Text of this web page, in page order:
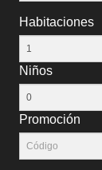
Habitaciones
Niños
Promoción